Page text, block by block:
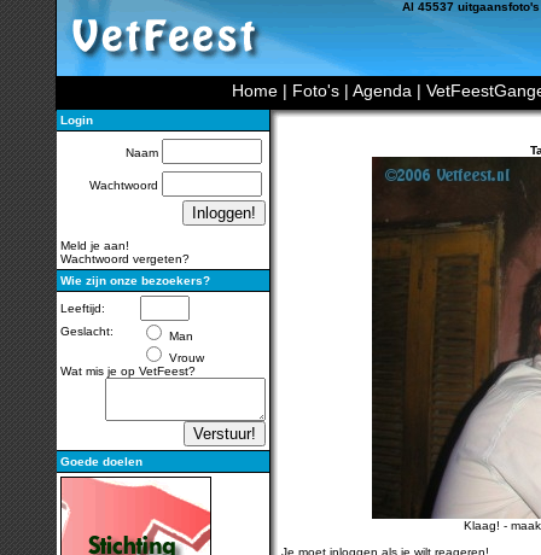
Al 45537
Home | Foto's | Agenda |
Login
Naam
Wachtwoord
Meld je aan!
Wachtwoord vergeten?
Wie zijn onze bezoekers?
Leeftijd:
Geslacht:
Man
Vrouw
Wat mis je op VetFeest?
Goede doelen
Klaag! -
Je moet inloggen als je wilt reageren!